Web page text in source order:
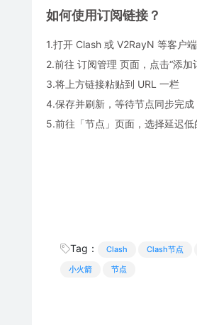
如何使用订阅链接？
1.打开 Clash 或 V2RayN 等客户端
2.前往 订阅管理 页面，点击“添加
3.将上方链接粘贴到 URL 一栏
4.保存并刷新，等待节点同步完成
5.前往「节点」页面，选择延迟
Tag： Clash Clash节点
小火箭
节点